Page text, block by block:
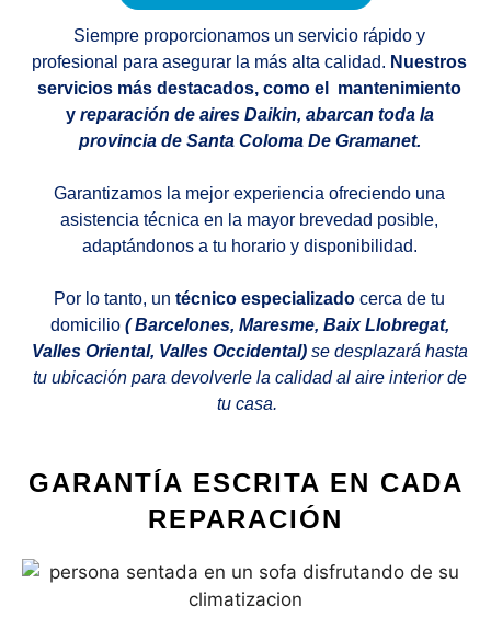
Siempre proporcionamos un servicio rápido y
profesional para asegurar la más alta calidad. Nuestros
servicios más destacados, como el mantenimiento
y reparación de aires Daikin, abarcan toda la
provincia de Santa Coloma De Gramanet.
Garantizamos la mejor experiencia ofreciendo una
asistencia técnica en la mayor brevedad posible,
adaptándonos a tu horario y disponibilidad.
Por lo tanto, un técnico especializado cerca de tu
domicilio ( Barcelones, Maresme, Baix Llobregat,
Valles Oriental, Valles Occidental) se desplazará hasta
tu ubicación para devolverle la calidad al aire interior de
tu casa.
GARANTÍA ESCRITA EN CADA
REPARACIÓN